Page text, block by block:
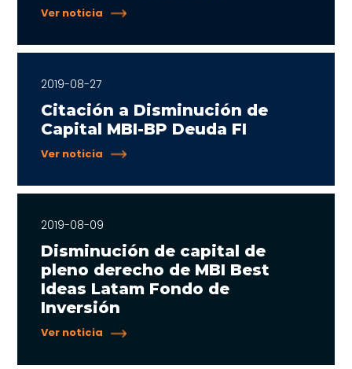
Ver noticia
2019-08-27
Citación a Disminución de
Capital MBI-BP Deuda FI
Ver noticia
2019-08-09
Disminución de capital de
pleno derecho de MBI Best
Ideas Latam Fondo de
Inversión
Ver noticia